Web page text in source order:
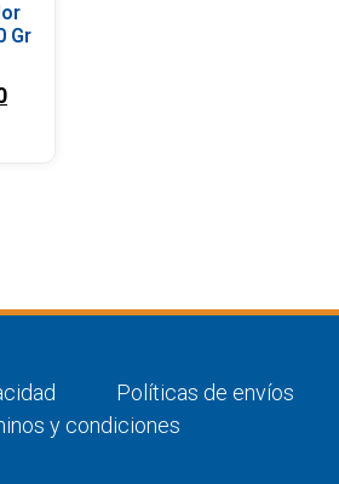
Gr
Políticas de envíos
y condiciones